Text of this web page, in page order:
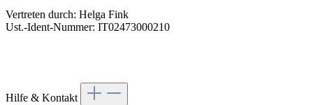
Vertreten durch: Helga Fink
Ust.-Ident-Nummer: IT02473000210
Hilfe & Kontakt